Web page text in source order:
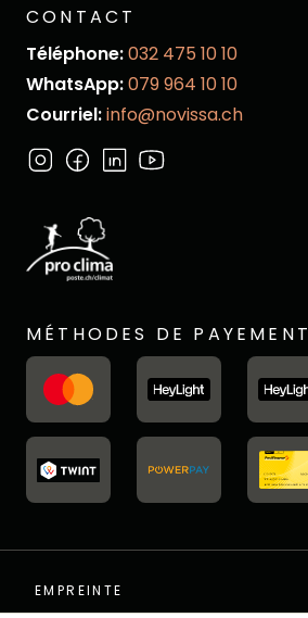
CONTACT
Téléphone:032 475 10 10
WhatsApp:079 964 10 10
Courriel:info@novissa.ch
MÉTHODES DE PAYEMENT
EMPREINTE